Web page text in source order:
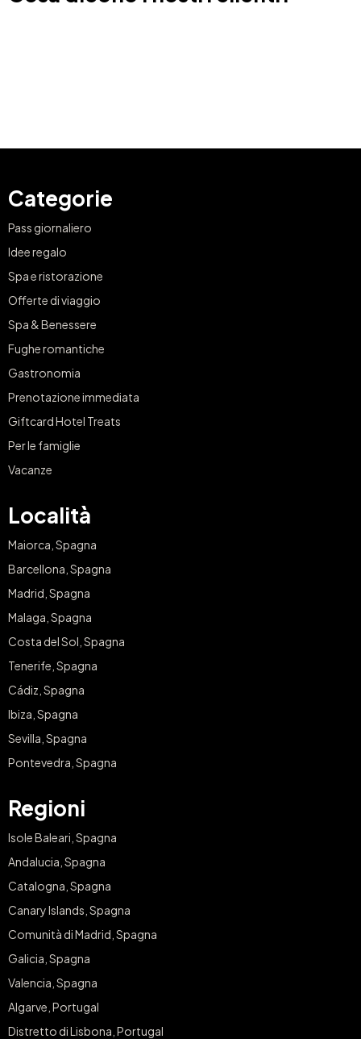
Categorie
Pass giornaliero
Idee regalo
Spa e ristorazione
Offerte di viaggio
Spa & Benessere
Fughe romantiche
Gastronomia
Prenotazione immediata
Giftcard Hotel Treats
Per le famiglie
Vacanze
Località
Maiorca, Spagna
Barcellona, Spagna
Madrid, Spagna
Malaga, Spagna
Costa del Sol, Spagna
Tenerife, Spagna
Cádiz, Spagna
Ibiza, Spagna
Sevilla, Spagna
Pontevedra, Spagna
Regioni
Isole Baleari, Spagna
Andalucia, Spagna
Catalogna, Spagna
Canary Islands, Spagna
Comunità di Madrid, Spagna
Galicia, Spagna
Valencia, Spagna
Algarve, Portugal
Distretto di Lisbona, Portugal